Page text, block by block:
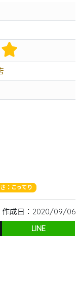
：こってり
作成日：2020/09/06
LINE